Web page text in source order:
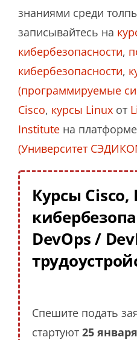
знаниями среди
записывайтесь на
кибербезопасности,
кибербезопасности,
(программируемые
Cisco, курсы Linux от
Institute на платформе
(Университет
Курсы Cisco,
DevOps /
Спешите подать
стартуют 25